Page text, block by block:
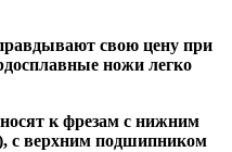
свою цену при
ножи легко
к фрезам с нижним
с верхним подшипником